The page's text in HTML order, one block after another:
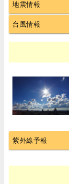
地震情報
台風情報
紫外線予報